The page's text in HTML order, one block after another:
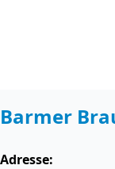
Barmer
Adresse: